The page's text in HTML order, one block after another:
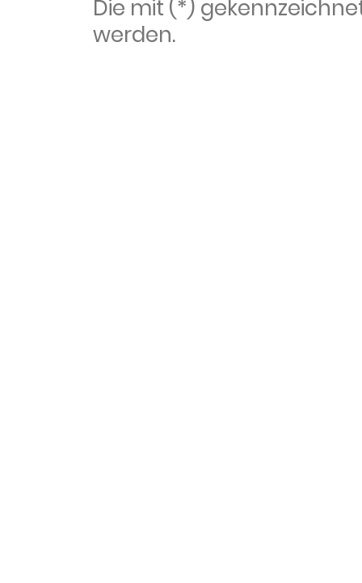
Die mit (*)
werden.